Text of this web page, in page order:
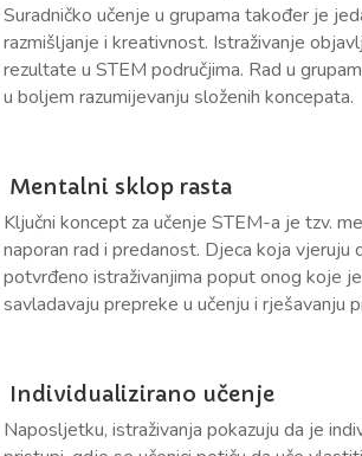
Suradničko učenje u grupama također je
razmišljanje i kreativnost. Istraživanje
rezultate u STEM područjima. Rad u
u boljem razumijevanju složenih koncepata.
Mentalni sklop rasta
Ključni koncept za učenje STEM-a je tzv.
naporan rad i predanost. Djeca koja
potvrđeno istraživanjima poput onog koje
savladavaju prepreke u učenju i rješavanju
Individualizirano učenje
Naposljetku, istraživanja pokazuju da je